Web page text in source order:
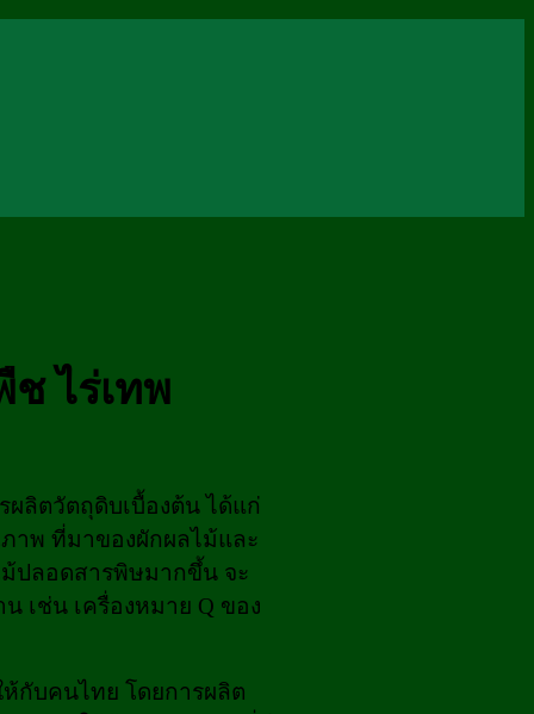
ไร่เทพ
ลิตวัตถุดิบเบื้องต้น ได้แก่
าพ ที่มาของผักผลไม้และ
ม้ปลอดสารพิษมากขึ้น จะ
เช่น เครื่องหมาย Q ของ
กับคนไทย โดยการผลิต